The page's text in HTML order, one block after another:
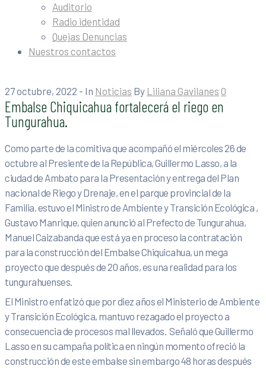
Auditorio
Radio identidad
Quejas Denuncias
Nuestros contactos
27 octubre, 2022 - In Noticias By Liliana Gavilanes 0
Embalse Chiquicahua fortalecerá el riego en
Tungurahua.
Como parte de la comitiva que acompañó el miércoles 26 de
octubre al Presiente de la República, Guillermo Lasso, a la
ciudad de Ambato para la Presentación y entrega del Plan
nacional de Riego y Drenaje, en el parque provincial de la
Familia. estuvo el Ministro de Ambiente y Transición Ecológica ,
Gustavo Manrique, quien anunció al Prefecto de Tungurahua,
Manuel Caizabanda que está ya en proceso la contratación
para la construcción del Embalse Chiquicahua, un mega
proyecto que después de 20 años, es una realidad para los
tungurahuenses.
El Ministro enfatizó que por diez años el Ministerio de Ambiente
y Transición Ecológica, mantuvo rezagado el proyecto a
consecuencia de procesos mal llevados. Señaló que Guillermo
Lasso en su campaña política en ningún momento ofreció la
construcción de este embalse sin embargo 48 horas después